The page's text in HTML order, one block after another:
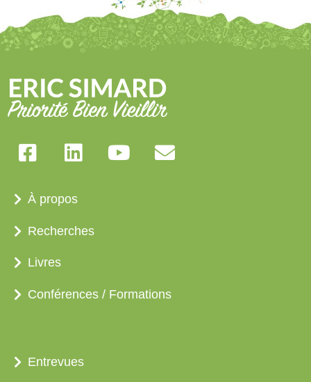
À propos
Recherches
Livres
Conférences / Formations
Entrevues